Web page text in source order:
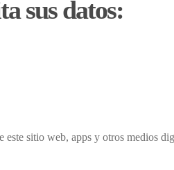
sus datos:
este sitio web, apps y otros medios